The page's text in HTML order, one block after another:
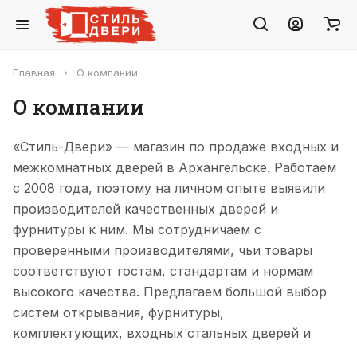
Главная О компании
О компании
«Стиль-Двери» — магазин по продаже входных и
межкомнатных дверей в Архангельске. Работаем
с 2008 года, поэтому на личном опыте выявили
производителей качественных дверей и
фурнитуры к ним. Мы сотрудничаем с
проверенными производителями, чьи товары
соответствуют гостам, стандартам и нормам
высокого качества. Предлагаем большой выбор
систем открывания, фурнитуры,
комплектующих, входных стальных дверей и